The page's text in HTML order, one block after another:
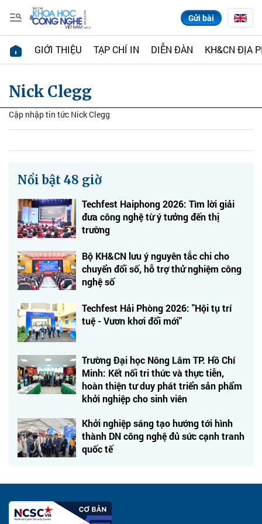
Gửi bài
GIỚI THIỆU TẠP CHÍ IN DIỄN ĐÀN KH&CN ĐỊA
Nick Clegg
Cập nhập tin tức Nick Clegg
Nổi bật 48 giờ
Techfest Haiphong 2026: Tìm lời giải
đưa công nghệ từ ý tưởng đến thị
trường
Bộ KH&CN lưu ý nguyên tắc chi cho
chuyển đổi số, hỗ trợ thử nghiệm công
nghệ số
Techfest Hải Phòng 2026: "Hội tụ trí
tuệ - Vươn khơi đổi mới"
Trường Đại học Nông Lâm TP. Hồ Chí
Minh: Kết nối tri thức và thực tiễn,
hoàn thiện tư duy phát triển sản phẩm
khởi nghiệp cho sinh viên
Khởi nghiệp sáng tạo hướng tới hình
thành DN công nghệ đủ sức cạnh tranh
quốc tế